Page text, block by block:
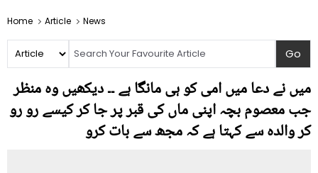
Home Article News
میں نے دعا میں امی کو ہی مانگا ہے ۔۔ دیکھیں وہ منظر
جب معصوم بچہ اپنی ماں کی قبر پر جا کر کیسے رو رو
کر والدہ سے کہتا ہے کہ مجھ سے بات کرو